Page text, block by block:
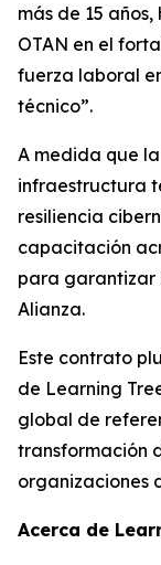
más de 15
OTAN en el
fuerza laboral
técnico”.
A medida que
infraestructura
resiliencia
capacitación
para garantizar
Alianza.
Este contrato
de Learning
global de
transformación
organizaciones
Acerca de